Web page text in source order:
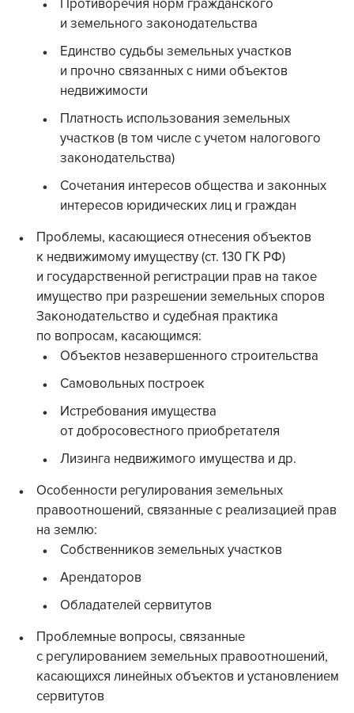
Противоречия норм гражданского
и земельного законодательства
Единство судьбы земельных участков
и прочно связанных с ними объектов
недвижимости
Платность использования земельных
участков (в том числе с учетом налогового
законодательства)
Сочетания интересов общества и законных
интересов юридических лиц и граждан
Проблемы, касающиеся отнесения объектов
к недвижимому имуществу (ст. 130 ГК РФ)
и государственной регистрации прав на такое
имущество при разрешении земельных споров
Законодательство и судебная практика
по вопросам, касающимся:
Объектов незавершенного строительства
Самовольных построек
Истребования имущества
от добросовестного приобретателя
Лизинга недвижимого имущества и др.
Особенности регулирования земельных
правоотношений, связанные с реализацией прав
на землю:
Собственников земельных участков
Арендаторов
Обладателей сервитутов
Проблемные вопросы, связанные
с регулированием земельных правоотношений,
касающихся линейных объектов и установлением
сервитутов